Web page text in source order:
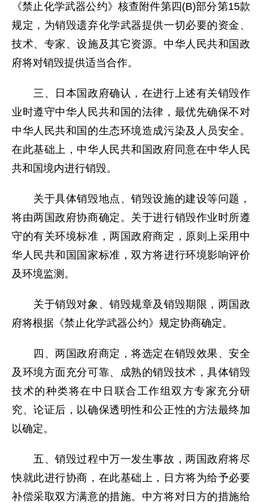
《禁止化学武器公约》核查附件第四(B)部分第15款
规定，为销毁遗弃化学武器提供一切必要的资金、
技术、专家、设施及其它资源。中华人民共和国政
府将对销毁提供适当合作。
三、日本国政府确认，在进行上述有关销毁作
业时遵守中华人民共和国的法律，最优先确保不对
中华人民共和国的生态环境造成污染及人员安全。
在此基础上，中华人民共和国政府同意在中华人民
共和国境内进行销毁。
关于具体销毁地点、销毁设施的建设等问题，
将由两国政府协商确定。关于进行销毁作业时所遵
守的有关环境标准，两国政府商定，原则上采用中
华人民共和国国家标准，双方将进行环境影响评价
及环境监测。
关于销毁对象、销毁规章及销毁期限，两国政
府将根据《禁止化学武器公约》规定协商确定。
四、两国政府商定，将选定在销毁效果、安全
及环境方面充分可靠、成熟的销毁技术，具体销毁
技术的种类将在中日联合工作组双方专家充分研
究、论证后，以确保透明性和公正性的方法最终加
以确定。
五、销毁过程中万一发生事故，两国政府将尽
快就此进行协商，在此基础上，日方将为给予必要
补偿采取双方满意的措施。中方将对日方的措施给